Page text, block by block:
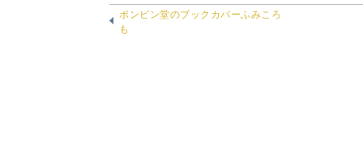
ポンピン堂のブックカバーふみころ
も